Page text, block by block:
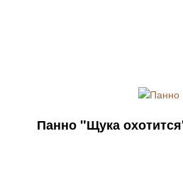
Панно "Щука